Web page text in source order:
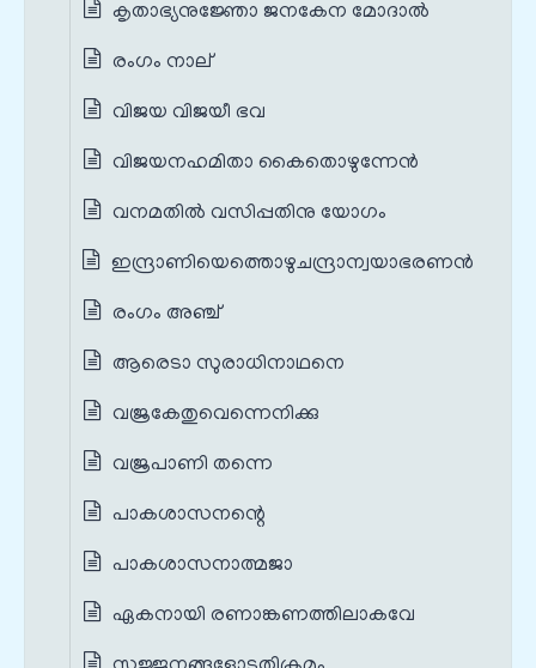
കൃതാഭ്യനുജ്ഞോ ജനകേന മോദാൽ
രംഗം നാല്
വിജയ വിജയീ ഭവ
വിജയനഹമിതാ കൈതൊഴുന്നേന്‍
വനമതില്‍ വസിപ്പതിനു യോഗം
ഇന്ദ്രാണിയെത്തൊഴുചന്ദ്രാന്വയാഭരണൻ
രംഗം അഞ്ച്
ആരെടാ സുരാധിനാഥനെ
വജ്രകേതുവെന്നെനിക്കു
വജ്രപാണി തന്നെ
പാകശാസനന്റെ
പാകശാസനാത്മജാ
ഏകനായി രണാങ്കണത്തിലാകവേ